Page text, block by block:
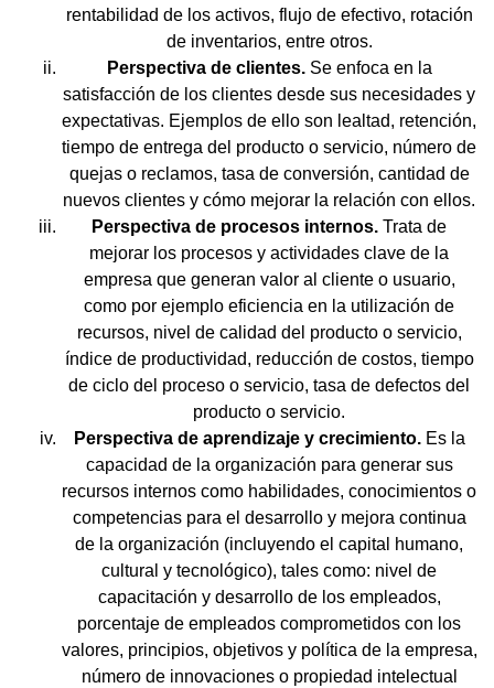
rentabilidad de los activos, flujo de efectivo, rotación
de inventarios, entre otros.
Perspectiva de clientes. Se enfoca en la
satisfacción de los clientes desde sus necesidades y
expectativas. Ejemplos de ello son lealtad, retención,
tiempo de entrega del producto o servicio, número de
quejas o reclamos, tasa de conversión, cantidad de
nuevos clientes y cómo mejorar la relación con ellos.
Perspectiva de procesos internos. Trata de
mejorar los procesos y actividades clave de la
empresa que generan valor al cliente o usuario,
como por ejemplo eficiencia en la utilización de
recursos, nivel de calidad del producto o servicio,
índice de productividad, reducción de costos, tiempo
de ciclo del proceso o servicio, tasa de defectos del
producto o servicio.
Perspectiva de aprendizaje y crecimiento. Es la
capacidad de la organización para generar sus
recursos internos como habilidades, conocimientos o
competencias para el desarrollo y mejora continua
de la organización (incluyendo el capital humano,
cultural y tecnológico), tales como: nivel de
capacitación y desarrollo de los empleados,
porcentaje de empleados comprometidos con los
valores, principios, objetivos y política de la empresa,
número de innovaciones o propiedad intelectual